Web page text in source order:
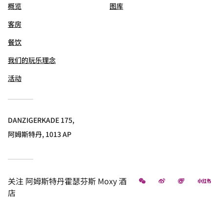
概览
客房
餐饮
我们的玩乐理念
活动
图库
DANZIGERKADE 175,
阿姆斯特丹, 1013 AP
关注 阿姆斯特丹霍瑟芬斯 Moxy 酒
店
微信 微博 飞猪